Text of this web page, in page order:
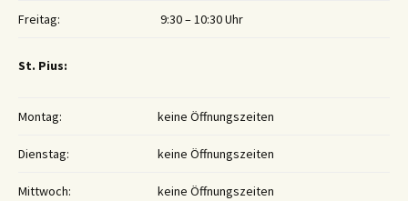
Freitag: 9:30 – 10:30 Uhr
St. Pius:
Montag: keine Öffnungszeiten
Dienstag: keine Öffnungszeiten
Mittwoch: keine Öffnungszeiten